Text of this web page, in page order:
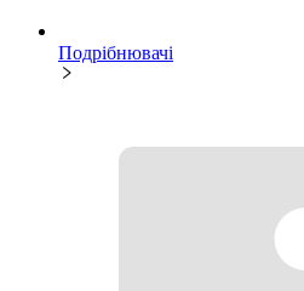
Подрібнювачі